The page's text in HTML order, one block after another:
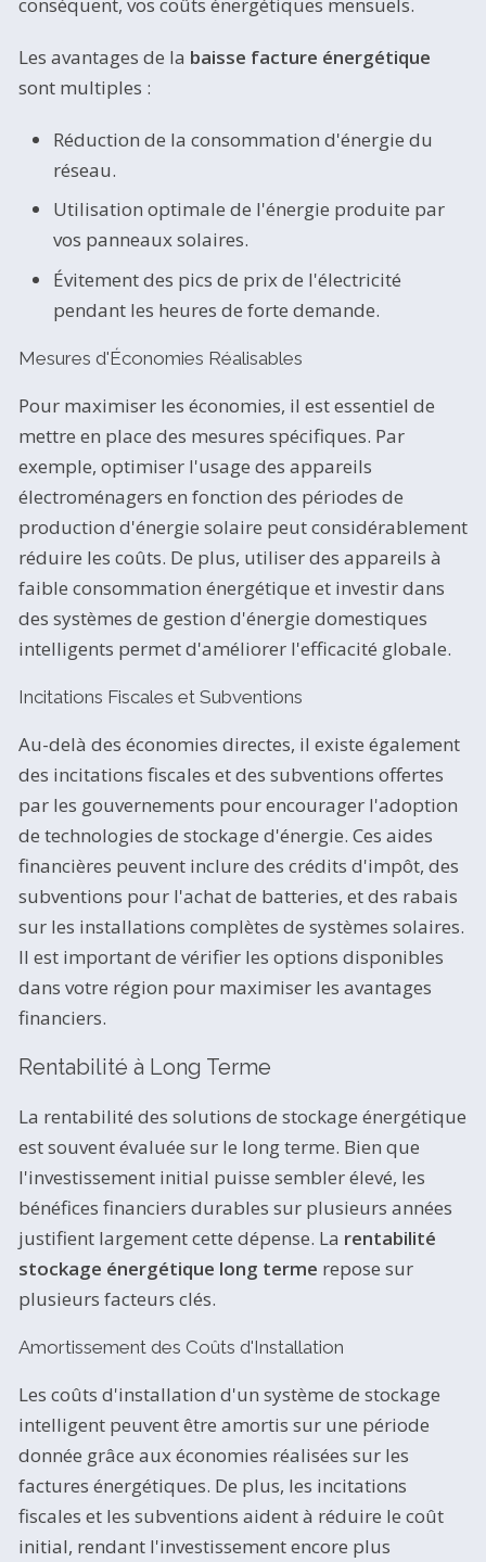
Les avantages de la baisse facture énergétique
sont multiples :
Réduction de la consommation d'énergie du
réseau.
Utilisation optimale de l'énergie produite par
vos panneaux solaires.
Évitement des pics de prix de l'électricité
pendant les heures de forte demande.
Mesures d'Économies Réalisables
Pour maximiser les économies, il est essentiel de
mettre en place des mesures spécifiques. Par
exemple, optimiser l'usage des appareils
électroménagers en fonction des périodes de
production d'énergie solaire peut considérablement
réduire les coûts. De plus, utiliser des appareils à
faible consommation énergétique et investir dans
des systèmes de gestion d'énergie domestiques
intelligents permet d'améliorer l'efficacité globale.
Incitations Fiscales et Subventions
Au-delà des économies directes, il existe également
des incitations fiscales et des subventions offertes
par les gouvernements pour encourager l'adoption
de technologies de stockage d'énergie. Ces aides
financières peuvent inclure des crédits d'impôt, des
subventions pour l'achat de batteries, et des rabais
sur les installations complètes de systèmes solaires.
Il est important de vérifier les options disponibles
dans votre région pour maximiser les avantages
financiers.
Rentabilité à Long Terme
La rentabilité des solutions de stockage énergétique
est souvent évaluée sur le long terme. Bien que
l'investissement initial puisse sembler élevé, les
bénéfices financiers durables sur plusieurs années
justifient largement cette dépense. La rentabilité
stockage énergétique long terme repose sur
plusieurs facteurs clés.
Amortissement des Coûts d'Installation
Les coûts d'installation d'un système de stockage
intelligent peuvent être amortis sur une période
donnée grâce aux économies réalisées sur les
factures énergétiques. De plus, les incitations
fiscales et les subventions aident à réduire le coût
initial, rendant l'investissement encore plus